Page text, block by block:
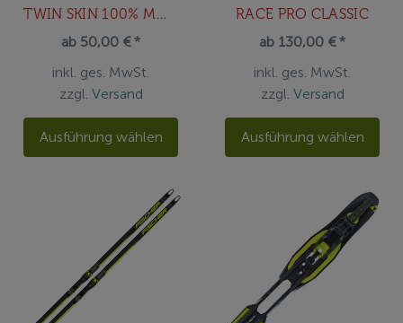
TWIN SKIN 100% MOHAIR NEONYELLOW NA
ab 50,00 € *
inkl. ges. MwSt.
zzgl. Versand
Ausführung wählen
RACE PRO CLASSIC
ab 130,00 € *
inkl. ges. MwSt.
zzgl. Versand
Ausführung wählen